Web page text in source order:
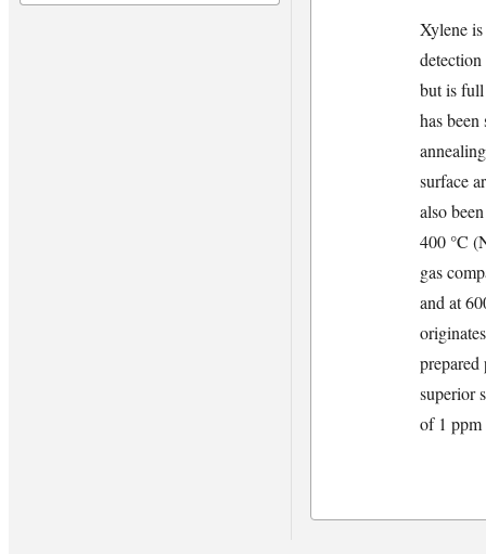
Xylene
but is
has
surface
also
400 °C
gas
and at
prepared
superior
of 1 ppm